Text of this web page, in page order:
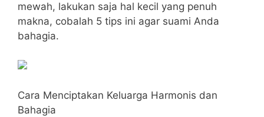
mewah, lakukan saja hal kecil yang penuh
makna, cobalah 5 tips ini agar suami Anda
bahagia.
Cara Menciptakan Keluarga Harmonis dan
Bahagia